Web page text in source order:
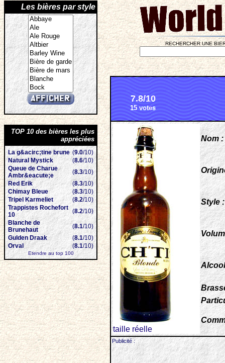
Les bières par style
TOP 10 des bières les plus
appréciées
La g&acirc;tine brune (9.0/10)
Natural Mystick
(8.6/10)
Queue de Charue
Ambr&eacute;e
(8.3/10)
Red Erik
(8.3/10)
Chimay Bleue
(8.3/10)
Tripel Karmeliet
(8.2/10)
Trappistes Rochefort
10
(8.2/10)
Blanche de
Brunehaut
(8.1/10)
Gulden Draak
(8.1/10)
Orval
(8.1/10)
Etendre au top 100
RECHERCHER UNE
7.8/10
15 votes
taille réelle
Nom :
Style :
Publicité :